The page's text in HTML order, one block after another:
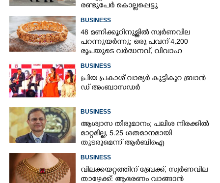
രണ്ടുപേർ കൊല്ലപ്പെട്ടു
BUSINESS
48 മണിക്കൂറിനുള്ളിൽ സ്വർണവില
പറന്നുയർന്നു; ഒരു പവന് 4,200
രൂപയുടെ വർദ്ധനവ്, വിവാഹ
സീസണിൽ കനത്ത തിരിച്ചടി
BUSINESS
പ്രി​യ​ ​പ്ര​കാ​ശ് ​വാ​ര്യർ കു​ട്ടി​കൂ​റ​ ​ ബ്രാ​ൻ​
ഡ് ​അം​ബാ​സ​ഡ​ർ
BUSINESS
ആശ്വാസ തീരുമാനം; പലിശ നിരക്കിൽ
മാറ്റമില്ല, 5.25 ശതമാനമായി
തുടരുമെന്ന് ആർബിഐ
BUSINESS
വിലക്കയറ്റത്തിന് ബ്രേക്ക്, സ്വർണവില
താഴേക്ക്: ആഭരണം വാങ്ങാൻ